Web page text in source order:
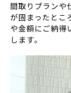
間取りプランや
が固まったとこ
や金額にご納得
します。